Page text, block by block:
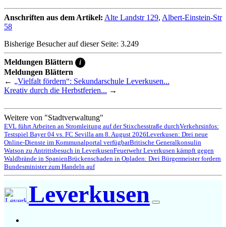
Anschriften aus dem Artikel: Alte Landstr 129, Albert-Einstein-Str
58
Bisherige Besucher auf dieser Seite: 3.249
Meldungen Blättern i
Meldungen Blättern
← „Vielfalt fördern“: Sekundarschule Leverkusen...
Kreativ durch die Herbstferien... →
Weitere von "Stadtverwaltung"
EVL führt Arbeiten an Stromleitung auf der Stixchesstraße durchVerkehrsinfos:
Testspiel Bayer 04 vs. FC Sevilla am 8. August 2026Leverkusen: Drei neue
Online-Dienste im Kommunalportal verfügbarBritische Generalkonsulin
Watson zu Antrittsbesuch in LeverkusenFeuerwehr Leverkusen kämpft gegen
Waldbrände in SpanienBrückenschaden in Opladen: Drei Bürgermeister fordern
Bundesminister zum Handeln auf
Leverkusen